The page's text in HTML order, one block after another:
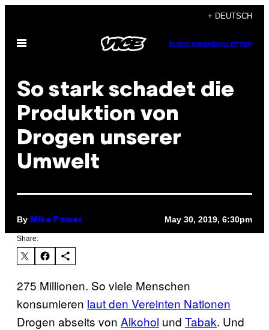
content
+ DEUTSCH
Open
SUBSCRIBENEWSLETTER
So stark schadet die
Produktion von
Drogen unserer
Umwelt
By Mike Power May 30, 2019, 6:30pm
Share:
275 Millionen. So viele Menschen
konsumieren laut den Vereinten Nationen
Drogen abseits von Alkohol und Tabak. Und